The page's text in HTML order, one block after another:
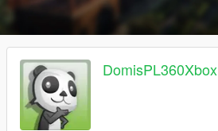
DomisPL360Xbox